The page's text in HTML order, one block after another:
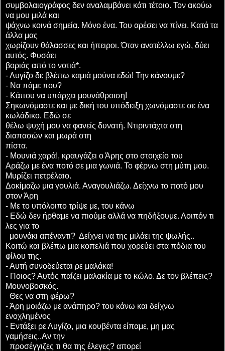
συμβολαιογράφος δεν αναλαμβάνει κάτι τέτοιο. Τον ακούω
να μου μιλά και
ψάχνω κοινά σημεία. Μόνο ένα. Του αρέσει να πίνει. Κατά τα
άλλα μας
χωρίζουν θάλασσες και ήπειροι. Όταν ανατέλλω εγώ, δύει
αυτός. Φυσάει
βοριάς από το νοτιά*.
- Λυγίζο δε βλέπω καμιά μούνα εδώ! Την κάνουμε?
- Να πάμε που?
- Κάπου να υπάρχει μουνάθροιση!
Σηκωνόμαστε και με δική του υπόδειξη χωνόμαστε σε ένα
κωλάδικο. Εδώ σε
θέλω ψυχή μου να φανείς δυνατή. Ντιριντάχτα στη
διαπασών και μωρά στη
πίστα.
- Μουνιά χαρά!, κραυγάζει ο Άρης στο στοιχείο του
Αράζω με ένα ποτό σε μια γωνιά. Το φέρνω στη μύτη μου.
Μυρίζει πετρέλαιο.
Δοκίμαζω μια γουλιά. Αναγουλιάζω. Δείχνω το ποτό μου
στον Άρη
- Με το υπόλοιπο τρίψε με, του κάνω
- Εδώ δεν ήρθαμε να πιούμε αλλά να πηδήξουμε. Λοιπόν τι
λες για το
μουνάκι απέναντι? Δείχνει να της μιλάει της ψωλής..
Κοιτώ και βλέπω μια κοπελιά που χορεύει στα πόδια του
φίλου της.
- Αυτή συνοδεύεται ρε μαλάκα!
- Ποιος? Αυτός παίζει μαλακία με το κώλο. Δε τον βλέπεις?
Μουνοβοσκός.
Θες να στη φέρω?
- Άρη μοιάζω με ανάπηρο? του κάνω και δείχνω
ενοχλημένος
- Εντάξει ρε Λυγίζο, μια κουβέντα είπαμε, μη μας
γαμήσεις..Αν την
προσέγγιζες τι θα της έλεγες? απορεί